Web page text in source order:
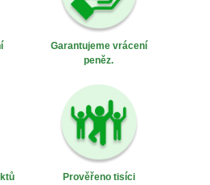
Garantujeme vrácení
peněz.
Prověřeno tisíci